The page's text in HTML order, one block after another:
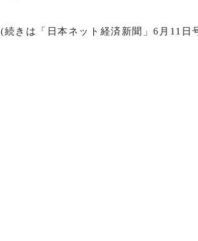
(続きは「日本ネット経済新聞」6月11日